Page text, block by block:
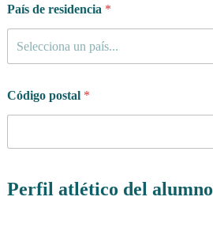
País de residencia *
Selecciona un país...
Código postal *
Perfil atlético del alumno